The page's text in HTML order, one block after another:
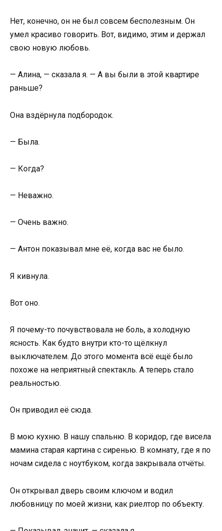
Нет, конечно, он не был совсем бесполезным. Он
умел красиво говорить. Вот, видимо, этим и держал
свою новую любовь.
— Алина, — сказала я. — А вы были в этой квартире
раньше?
Она вздёрнула подбородок.
— Была.
— Когда?
— Неважно.
— Очень важно.
— Антон показывал мне её, когда вас не было.
Я кивнула.
Вот оно.
Я почему-то почувствовала не боль, а холодную
ясность. Как будто внутри кто-то щёлкнул
выключателем. До этого момента всё ещё было
похоже на неприятный спектакль. А теперь стало
реальностью.
Он приводил её сюда.
В мою кухню. В нашу спальню. В коридор, где висела
мамина старая картина с сиренью. В комнату, где я по
ночам сидела с ноутбуком, когда закрывала отчёты.
Он открывал дверь своим ключом и водил
любовницу по моей жизни, как риелтор по объекту.